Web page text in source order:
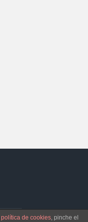
política de cookies, pinche el